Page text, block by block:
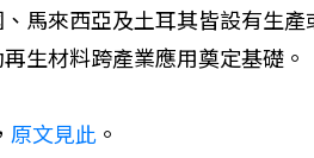
馬來西亞及土耳其皆設有生
生材料跨產業應用奠定基礎。
原文見此 。